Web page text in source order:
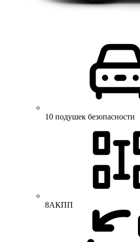
10 подушек безопасности
8АКПП